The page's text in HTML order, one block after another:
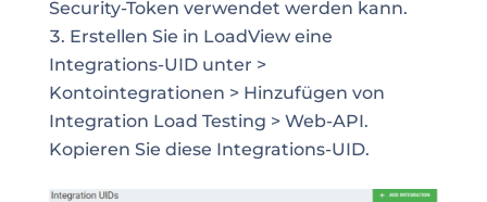
Security-Token verwendet werden kann.
Erstellen Sie in LoadView eine
Integrations-UID unter >
Kontointegrationen > Hinzufügen von
Integration Load Testing > Web-API.
Kopieren Sie diese Integrations-UID.